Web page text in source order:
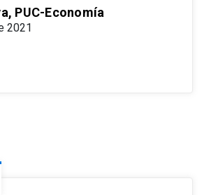
PUC-Economía
2021